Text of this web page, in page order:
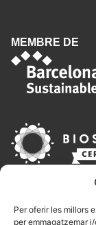
Per oferir les millors
per emmagatzemar
MEMBRE DE